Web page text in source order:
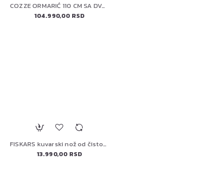
COZZE ORMARIĆ 110 CM SA DVOSTRUKIM VRATIMA (90216) ELEMENT
104.990,00 RSD
FISKARS kuvarski nož od čistog čelika, 20 cm (1062882)
13.990,00 RSD